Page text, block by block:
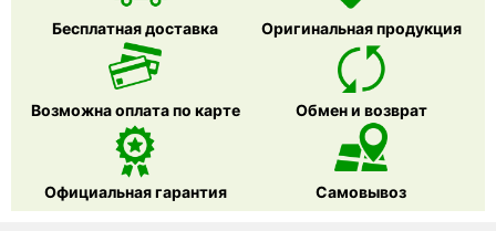
Бесплатная доставка Оригинальная продукция
Возможна оплата по карте Обмен и возврат
Официальная гарантия Самовывоз